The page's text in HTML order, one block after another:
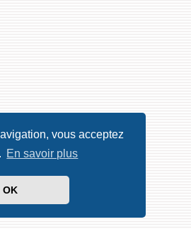
vous acceptez
En savoir plus
OK